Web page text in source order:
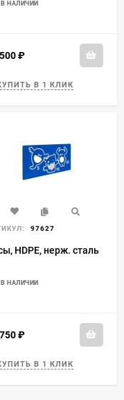
В НАЛИЧИИ
В 1 КЛИК
97627
HDPE, нерж. сталь
В НАЛИЧИИ
В 1 КЛИК